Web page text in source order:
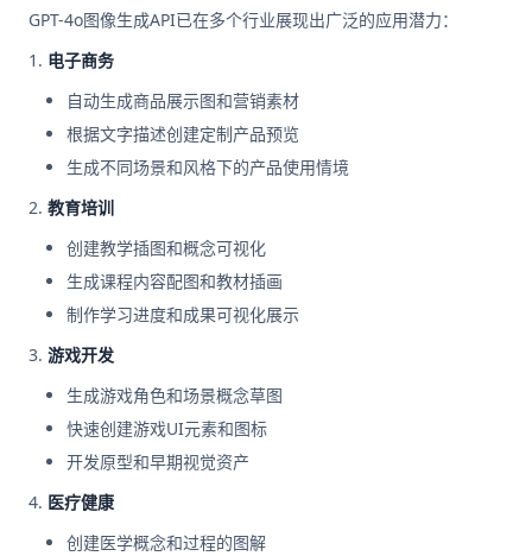
GPT-4o图像生成API已在多个行业展现出广泛的应用潜力：
电子商务
自动生成商品展示图和营销素材
根据文字描述创建定制产品预览
生成不同场景和风格下的产品使用情境
教育培训
创建教学插图和概念可视化
生成课程内容配图和教材插画
制作学习进度和成果可视化展示
游戏开发
生成游戏角色和场景概念草图
快速创建游戏UI元素和图标
开发原型和早期视觉资产
医疗健康
创建医学概念和过程的图解